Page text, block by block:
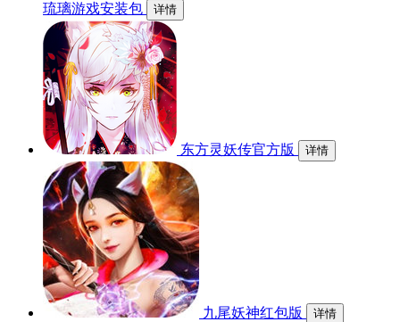
琉璃游戏安装包 详情
东方灵妖传官方版 详情
九尾妖神红包版 详情